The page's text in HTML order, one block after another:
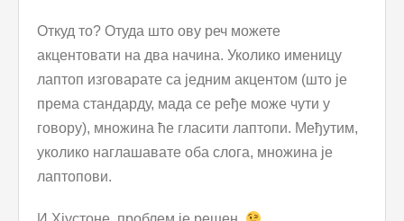
Откуд то? Отуда што ову реч можете
акцентовати на два начина. Уколико именицу
лаптоп изговарате са једним акцентом (што је
према стандарду, мада се ређе може чути у
говору), множина ће гласити лаптопи. Међутим,
уколико наглашавате оба слога, множина је
лаптопови.